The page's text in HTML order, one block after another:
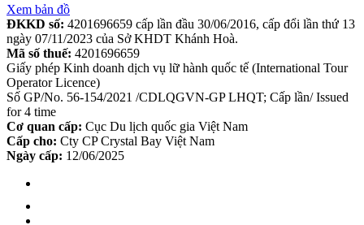
Xem bản đồ
ĐKKD số: 4201696659 cấp lần đầu 30/06/2016, cấp đổi lần thứ 13
ngày 07/11/2023 của Sở KHDT Khánh Hoà.
Mã số thuế: 4201696659
Giấy phép Kinh doanh dịch vụ lữ hành quốc tế (International Tour
Operator Licence)
Số GP/No. 56-154/2021 /CDLQGVN-GP LHQT; Cấp lần/ Issued
for 4 time
Cơ quan cấp: Cục Du lịch quốc gia Việt Nam
Cấp cho: Cty CP Crystal Bay Việt Nam
Ngày cấp: 12/06/2025